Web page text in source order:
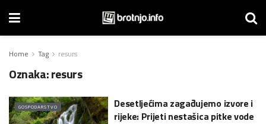
Home Tag resurs
Oznaka:resurs
GOSPODARSTVO
Desetljećima zagađujemo izvore i
rijeke: Prijeti nestašica pitke vode